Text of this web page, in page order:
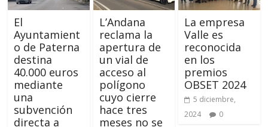
El
Ayuntamient
o de Paterna
destina
40.000 euros
mediante
una
subvención
directa a
L’Andana
reclama la
apertura de
un vial de
acceso al
polígono
cuyo cierre
hace tres
meses no se
La empresa
Valle es
reconocida
en los
premios
OBSET 2024
5 diciembre,
2024
0